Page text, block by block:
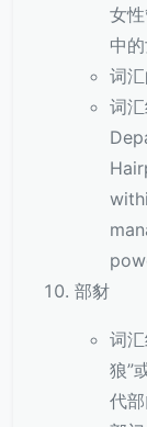
女
中的
词汇
词
部豺
词
狼”
代